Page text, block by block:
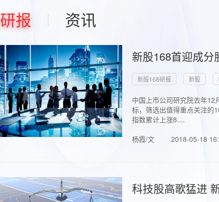
研报 资讯
新股168首迎成
新股168研报 新股
中国上市公司研究院去年
标，筛选出值得重点关注的
指数累计上涨8....
杨霞/文
2018-05-18
科技股高歌猛进